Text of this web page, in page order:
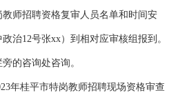
师招聘资格复审人员名单和时间安
治12号张xx）到相对应审核组报到。
的咨询处咨询。
年桂平市特岗教师招聘现场资格审查